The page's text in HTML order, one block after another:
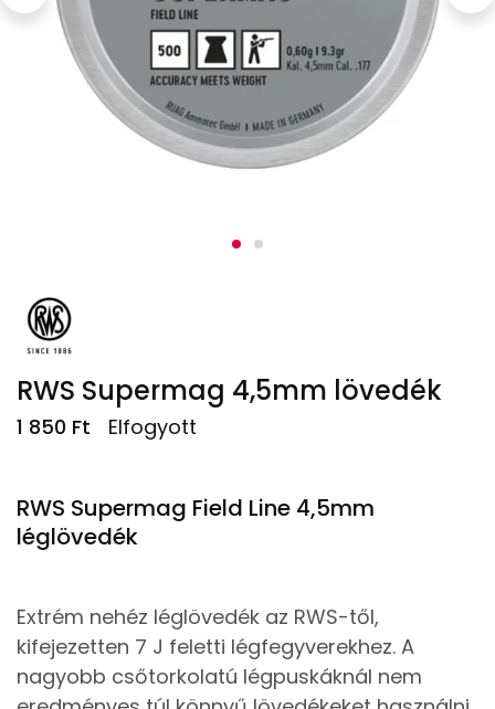
RWS Supermag 4,5mm lövedék
1 850 Ft Elfogyott
RWS Supermag Field Line 4,5mm
léglövedék
Extrém nehéz léglövedék az RWS-től,
kifejezetten 7 J feletti légfegyverekhez. A
nagyobb csőtorkolatú légpuskáknál nem